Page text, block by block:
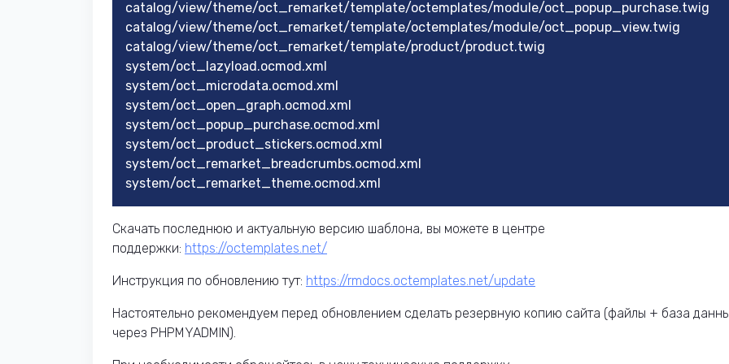
catalog/view/theme/oct_remarket/template/octemplates/module/oct_popup_purchase.twig
catalog/view/theme/oct_remarket/template/octemplates/module/oct_popup_view.twig
catalog/view/theme/oct_remarket/template/product/product.twig
system/oct_lazyload.ocmod.xml
system/oct_microdata.ocmod.xml
system/oct_open_graph.ocmod.xml
system/oct_popup_purchase.ocmod.xml
system/oct_product_stickers.ocmod.xml
system/oct_remarket_breadcrumbs.ocmod.xml
system/oct_remarket_theme.ocmod.xml
Скачать последнюю и актуальную версию шаблона, вы можете в центре
поддержки: https://octemplates.net/
Инструкция по обновлению тут: https://rmdocs.octemplates.net/update
Настоятельно рекомендуем перед обновлением сделать резервную копию сайта (файлы + база
через PHPMYADMIN).